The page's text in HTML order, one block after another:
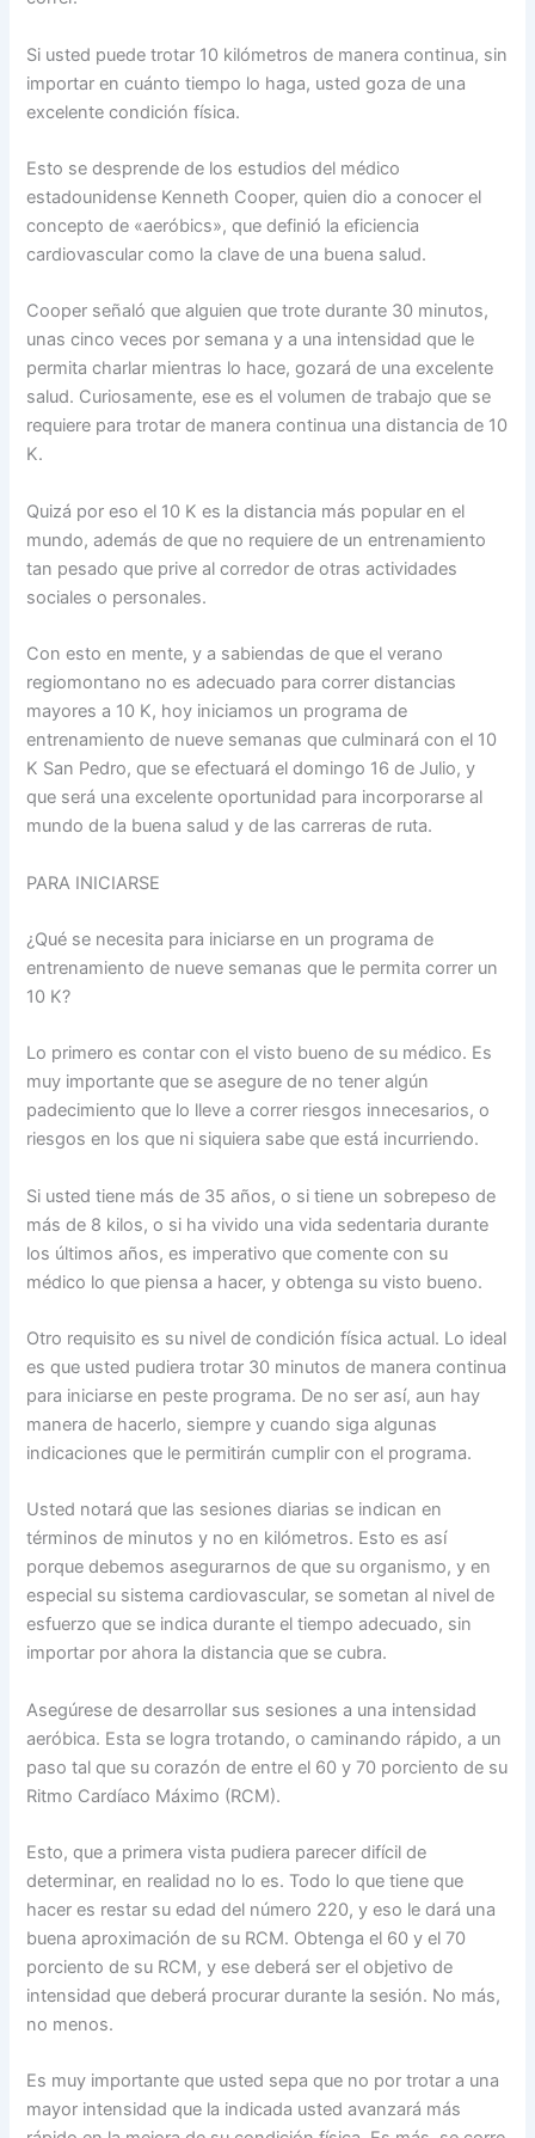
Si usted puede trotar 10 kilómetros de manera continua, sin
importar en cuánto tiempo lo haga, usted goza de una
excelente condición física.
Esto se desprende de los estudios del médico
estadounidense Kenneth Cooper, quien dio a conocer el
concepto de «aeróbics», que definió la eficiencia
cardiovascular como la clave de una buena salud.
Cooper señaló que alguien que trote durante 30 minutos,
unas cinco veces por semana y a una intensidad que le
permita charlar mientras lo hace, gozará de una excelente
salud. Curiosamente, ese es el volumen de trabajo que se
requiere para trotar de manera continua una distancia de 10
K.
Quizá por eso el 10 K es la distancia más popular en el
mundo, además de que no requiere de un entrenamiento
tan pesado que prive al corredor de otras actividades
sociales o personales.
Con esto en mente, y a sabiendas de que el verano
regiomontano no es adecuado para correr distancias
mayores a 10 K, hoy iniciamos un programa de
entrenamiento de nueve semanas que culminará con el 10
K San Pedro, que se efectuará el domingo 16 de Julio, y
que será una excelente oportunidad para incorporarse al
mundo de la buena salud y de las carreras de ruta.
PARA INICIARSE
¿Qué se necesita para iniciarse en un programa de
entrenamiento de nueve semanas que le permita correr un
10 K?
Lo primero es contar con el visto bueno de su médico. Es
muy importante que se asegure de no tener algún
padecimiento que lo lleve a correr riesgos innecesarios, o
riesgos en los que ni siquiera sabe que está incurriendo.
Si usted tiene más de 35 años, o si tiene un sobrepeso de
más de 8 kilos, o si ha vivido una vida sedentaria durante
los últimos años, es imperativo que comente con su
médico lo que piensa a hacer, y obtenga su visto bueno.
Otro requisito es su nivel de condición física actual. Lo ideal
es que usted pudiera trotar 30 minutos de manera continua
para iniciarse en peste programa. De no ser así, aun hay
manera de hacerlo, siempre y cuando siga algunas
indicaciones que le permitirán cumplir con el programa.
Usted notará que las sesiones diarias se indican en
términos de minutos y no en kilómetros. Esto es así
porque debemos asegurarnos de que su organismo, y en
especial su sistema cardiovascular, se sometan al nivel de
esfuerzo que se indica durante el tiempo adecuado, sin
importar por ahora la distancia que se cubra.
Asegúrese de desarrollar sus sesiones a una intensidad
aeróbica. Esta se logra trotando, o caminando rápido, a un
paso tal que su corazón de entre el 60 y 70 porciento de su
Ritmo Cardíaco Máximo (RCM).
Esto, que a primera vista pudiera parecer difícil de
determinar, en realidad no lo es. Todo lo que tiene que
hacer es restar su edad del número 220, y eso le dará una
buena aproximación de su RCM. Obtenga el 60 y el 70
porciento de su RCM, y ese deberá ser el objetivo de
intensidad que deberá procurar durante la sesión. No más,
no menos.
Es muy importante que usted sepa que no por trotar a una
mayor intensidad que la indicada usted avanzará más